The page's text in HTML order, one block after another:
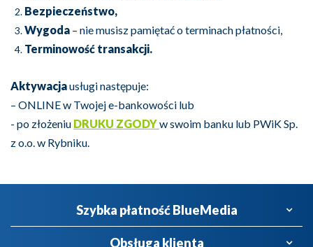
Bezpieczeństwo,
Wygoda – nie musisz pamiętać o terminach płatności,
Terminowość transakcji.
Aktywacjausługi następuje:
– ONLINE w Twojej e-bankowości lub
- po złożeniu DRUKU ZGODYw swoim banku lub PWiK Sp.
z o.o. w Rybniku.
Szybka płatność BlueMedia
Obsługa klienta